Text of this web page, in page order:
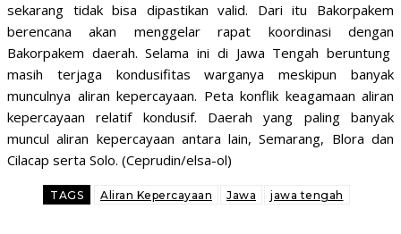
sekarang tidak bisa dipastikan valid. Dari itu Bakorpakem
berencana akan menggelar rapat koordinasi dengan
Bakorpakem daerah. Selama ini di Jawa Tengah beruntung
masih terjaga kondusifitas warganya meskipun banyak
munculnya aliran kepercayaan. Peta konflik keagamaan aliran
kepercayaan relatif kondusif. Daerah yang paling banyak
muncul aliran kepercayaan antara lain, Semarang, Blora dan
Cilacap serta Solo. (Ceprudin/elsa-ol)
TAGS Aliran Kepercayaan Jawa jawa tengah